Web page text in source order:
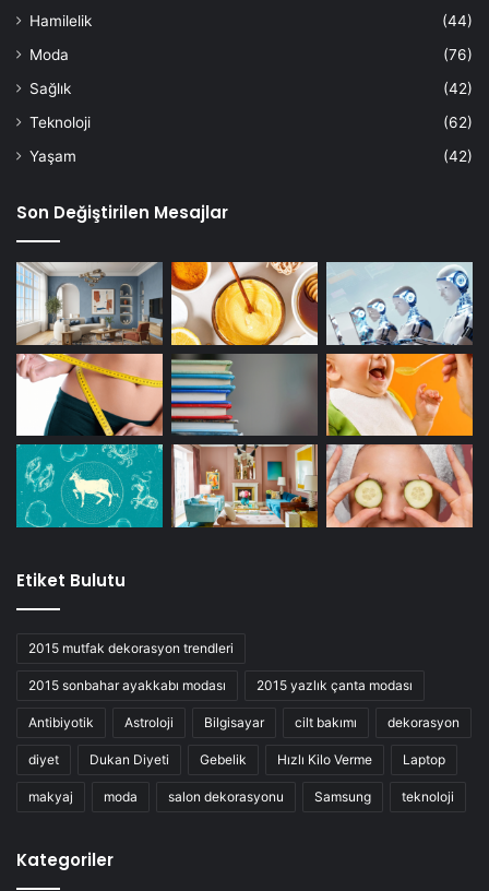
Hamilelik
(44)
Moda
(76)
Sağlık
(42)
Teknoloji
(62)
Yaşam
(42)
Son Değiştirilen Mesajlar
Etiket Bulutu
2015 mutfak dekorasyon trendleri
2015 sonbahar ayakkabı modası 2015 yazlık çanta modası
Antibiyotik Astroloji Bilgisayar cilt bakımı dekorasyon
diyet Dukan Diyeti Gebelik Hızlı Kilo Verme Laptop
makyaj moda salon dekorasyonu Samsung teknoloji
Kategoriler